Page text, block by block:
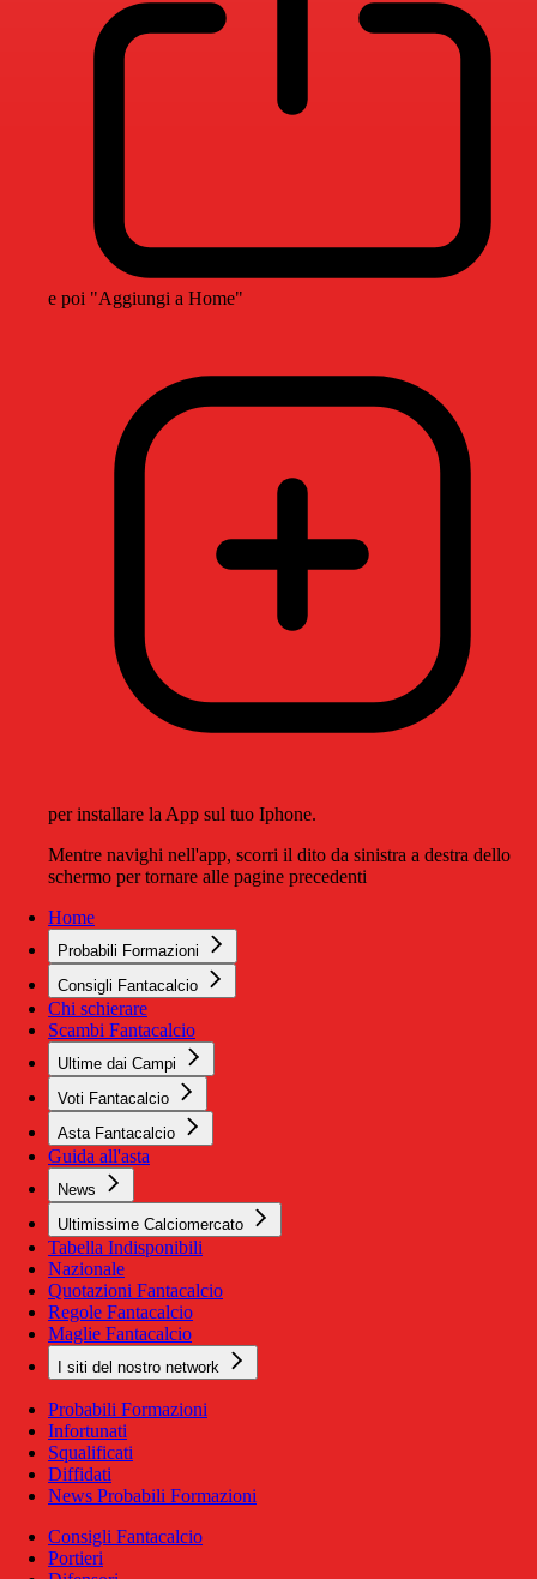
e poi "Aggiungi a Home"
per installare la App sul tuo Iphone.
Mentre navighi nell'app, scorri il dito da sinistra a destra dello
schermo per tornare alle pagine precedenti
Home
Probabili Formazioni
Consigli Fantacalcio
Chi schierare
Scambi Fantacalcio
Ultime dai Campi
Voti Fantacalcio
Asta Fantacalcio
Guida all'asta
News
Ultimissime Calciomercato
Tabella Indisponibili
Nazionale
Quotazioni Fantacalcio
Regole Fantacalcio
Maglie Fantacalcio
I siti del nostro network
Probabili Formazioni
Infortunati
Squalificati
Diffidati
News Probabili Formazioni
Consigli Fantacalcio
Portieri